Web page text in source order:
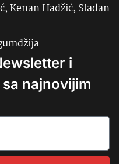
Kenan Hadžić, Slađan
i
najnovijim